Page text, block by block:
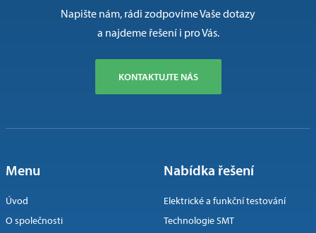
Napište nám, rádi zodpovíme Vaše dotazy
a najdeme řešení i pro Vás.
KONTAKTUJTE NÁS
Menu
Úvod
O společnosti
Nabídka řešení
Elektrické a funkční testování
Technologie SMT